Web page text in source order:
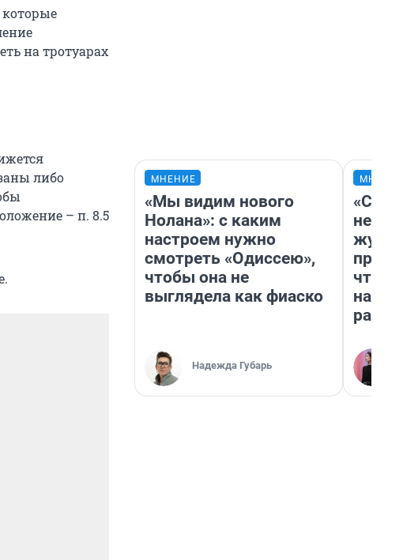
на тротуарах
либо
– п. 8.5
МНЕНИЕ
«Мы видим нового
Нолана»: с каким
настроем нужно
смотреть «Одиссею»,
чтобы она не
выглядела как фиаско
Надежда Губарь
на
ради